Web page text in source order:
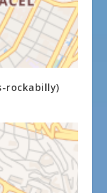
rockabilly)